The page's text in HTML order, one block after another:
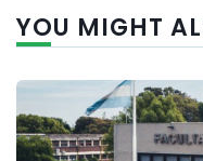
YOU MIGHT